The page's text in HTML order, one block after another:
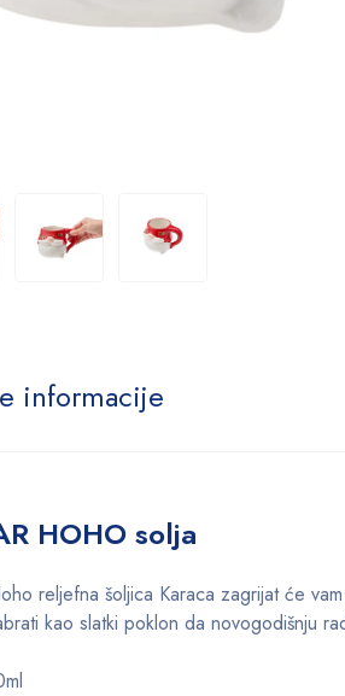
informacije
HOHO solja
reljefna šoljica Karaca zagrijat će
kao slatki poklon da novogodišnju